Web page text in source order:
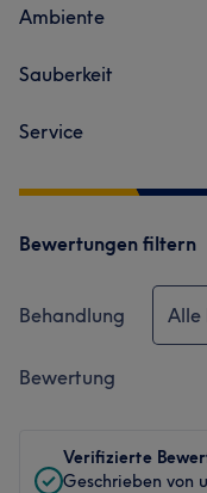
Ambiente
Sauberkeit
Service
Bewertungen filtern
Behandlung Alle
Bewertung
Verifizierte
Geschrieben von